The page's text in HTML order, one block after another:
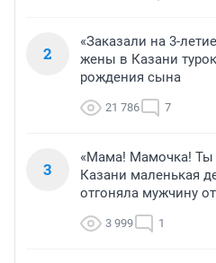
2
«Заказали на 3-
жены в Казани
рождения сына
21 786 7
3
«Мама! Мамочка! Ты
Казани маленькая
отгоняла мужчину
3 999 1